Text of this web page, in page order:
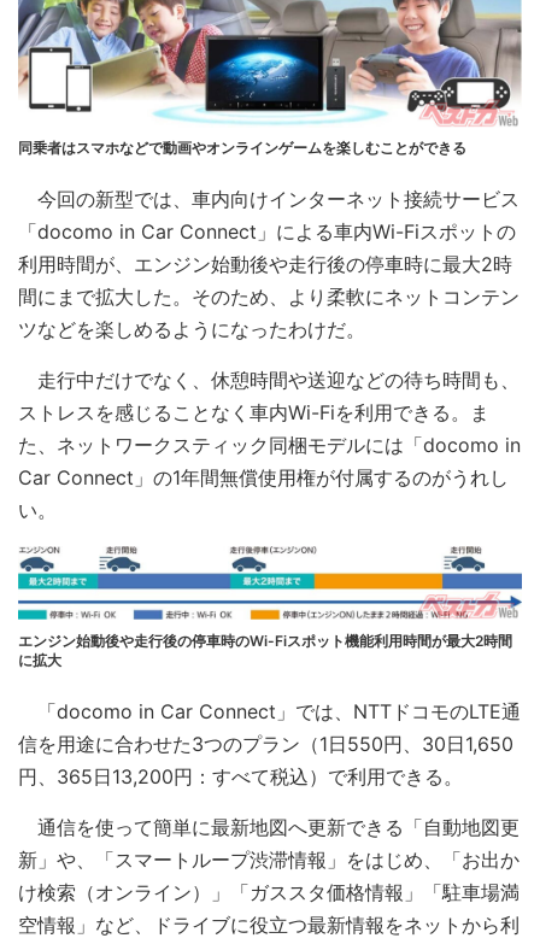
同乗者はスマホなどで動画やオンラインゲームを楽しむことができる
今回の新型では、車内向けインターネット接続サービス
「docomo in Car Connect」による車内Wi-Fiスポットの
利用時間が、エンジン始動後や走行後の停車時に最大2時
間にまで拡大した。そのため、より柔軟にネットコンテン
ツなどを楽しめるようになったわけだ。
走行中だけでなく、休憩時間や送迎などの待ち時間も、
ストレスを感じることなく車内Wi-Fiを利用できる。ま
た、ネットワークスティック同梱モデルには「docomo in
Car Connect」の1年間無償使用権が付属するのがうれし
い。
エンジン始動後や走行後の停車時のWi-Fiスポット機能利用時間が最大2時間
に拡大
「docomo in Car Connect」では、NTTドコモのLTE通
信を用途に合わせた3つのプラン（1日550円、30日1,650
円、365日13,200円：すべて税込）で利用できる。
通信を使って簡単に最新地図へ更新できる「自動地図更
新」や、「スマートループ渋滞情報」をはじめ、「お出か
け検索（オンライン）」「ガススタ価格情報」「駐車場満
空情報」など、ドライブに役立つ最新情報をネットから利